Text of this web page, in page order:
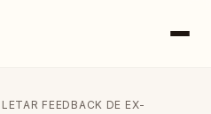
FEEDBACK DE EX-